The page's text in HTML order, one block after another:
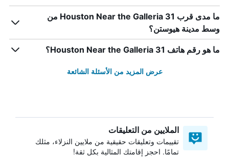
ما مدى قرب 31 Houston Near the Galleria من
وسط مدينة هيوستن؟
ما هو رقم هاتف 31 Houston Near the Galleria؟
عرض المزيد من الأسئلة الشائعة
الملايين من التعليقات
تقييمات وتعليقات حقيقية من ملايين النزلاء، مثلك
تمامًا. احجز إقامتك المثالية بكل ثقة!